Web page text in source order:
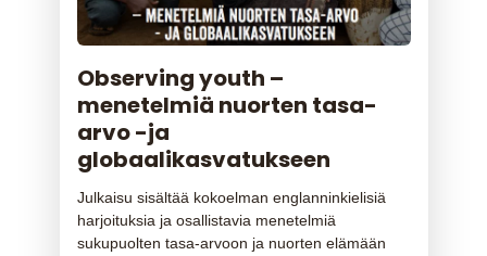
Observing youth –
menetelmiä nuorten tasa-
arvo -ja
globaalikasvatukseen
Julkaisu sisältää kokoelman englanninkielisiä
harjoituksia ja osallistavia menetelmiä
sukupuolten tasa-arvoon ja nuorten elämään